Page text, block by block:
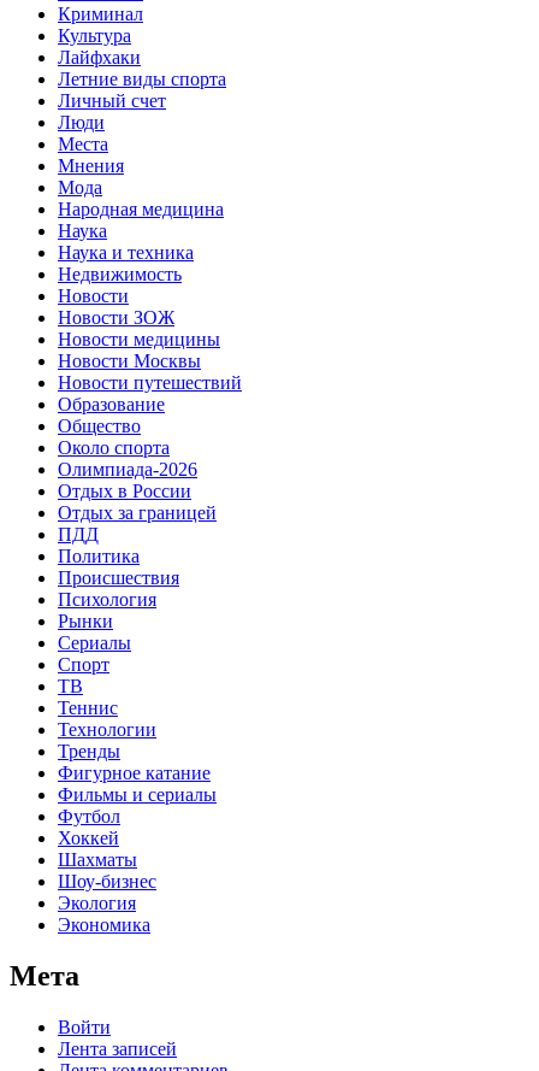
Криминал
Культура
Лайфхаки
Летние виды спорта
Личный счет
Люди
Места
Мнения
Мода
Народная медицина
Наука
Наука и техника
Недвижимость
Новости
Новости ЗОЖ
Новости медицины
Новости Москвы
Новости путешествий
Образование
Общество
Около спорта
Олимпиада-2026
Отдых в России
Отдых за границей
ПДД
Политика
Происшествия
Психология
Рынки
Сериалы
Спорт
ТВ
Теннис
Технологии
Тренды
Фигурное катание
Фильмы и сериалы
Футбол
Хоккей
Шахматы
Шоу-бизнес
Экология
Экономика
Мета
Войти
Лента записей